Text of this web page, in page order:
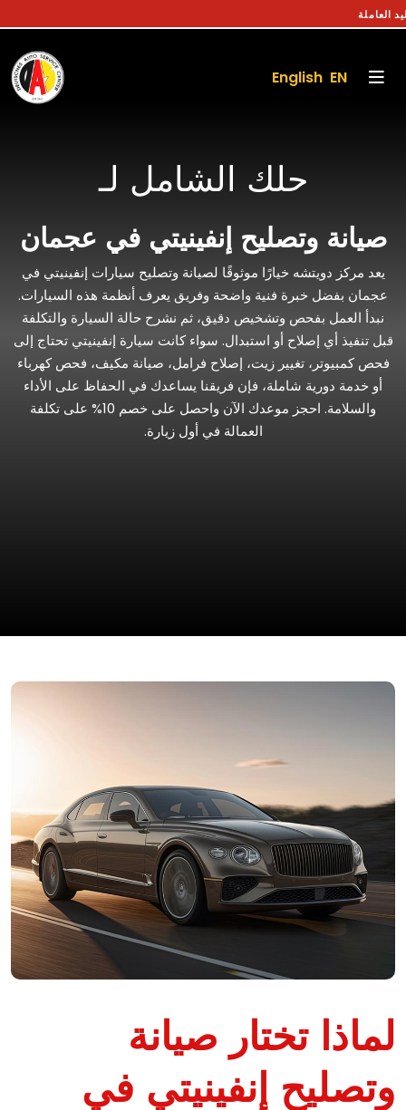
English EN
حلك الشامل لـ
صيانة وتصليح إنفينيتي في عجمان
يعد مركز دويتشه خيارًا موثوقًا لصيانة وتصليح سيارات إنفينيتي في
عجمان بفضل خبرة فنية واضحة وفريق يعرف أنظمة هذه السيارات.
نبدأ العمل بفحص وتشخيص دقيق، ثم نشرح حالة السيارة والتكلفة
قبل تنفيذ أي إصلاح أو استبدال. سواء كانت سيارة إنفينيتي تحتاج إلى
فحص كمبيوتر، تغيير زيت، إصلاح فرامل، صيانة مكيف، فحص كهرباء
أو خدمة دورية شاملة، فإن فريقنا يساعدك في الحفاظ على الأداء
والسلامة. احجز موعدك الآن واحصل على خصم 10% على تكلفة
العمالة في أول زيارة.
لماذا تختار صيانة
وتصليح إنفينيتي في